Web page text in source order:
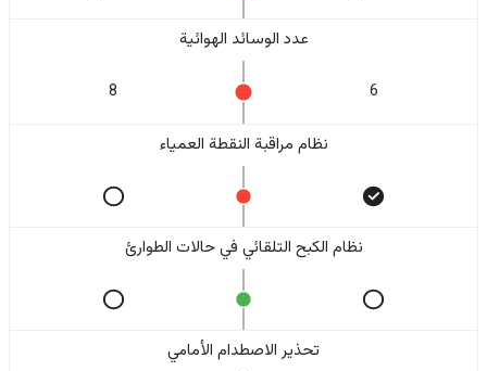
عدد الوسائد الهوائية
6
8
نظام مراقبة النقطة العمياء
نظام الكبح التلقائي في حالات الطوارئ
تحذير الاصطدام الأمامي